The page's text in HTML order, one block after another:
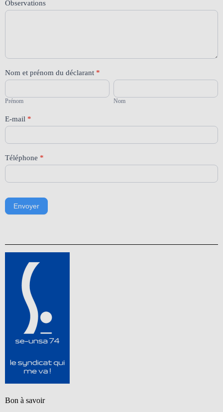
Observations
Nom et prénom du déclarant *
Prénom
Prénom
Nom
Nom
E-mail *
Téléphone *
Envoyer
Bon à savoir